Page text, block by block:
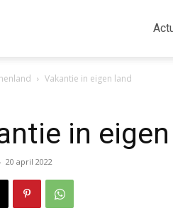
Vakantie in eigen land
in
20 april 2022